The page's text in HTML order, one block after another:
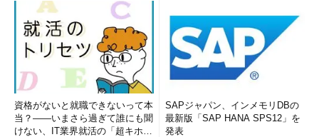
資格がないと就職できないって本
当？――いまさら過ぎて誰にも聞
けない、IT業界就活の「超キホ
SAPジャパン、インメモリDBの
最新版「SAP HANA SPS12」を
発表